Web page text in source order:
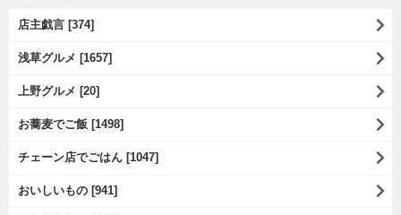
店主戯言 [374]
浅草グルメ [1657]
上野グルメ [20]
お蕎麦でご飯 [1498]
チェーン店でごはん [1047]
おいしいもの [941]